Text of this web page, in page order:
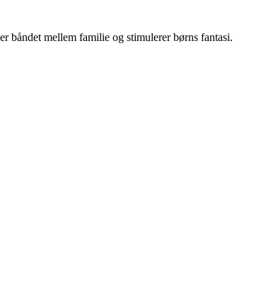
båndet mellem familie og stimulerer børns fantasi.